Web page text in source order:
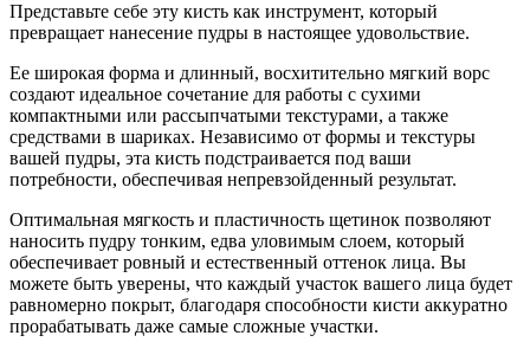
Представьте себе эту кисть как инструмент, который
превращает нанесение пудры в настоящее удовольствие.
Ее широкая форма и длинный, восхитительно мягкий ворс
создают идеальное сочетание для работы с сухими
компактными или рассыпчатыми текстурами, а также
средствами в шариках. Независимо от формы и текстуры
вашей пудры, эта кисть подстраивается под ваши
потребности, обеспечивая непревзойденный результат.
Оптимальная мягкость и пластичность щетинок позволяют
наносить пудру тонким, едва уловимым слоем, который
обеспечивает ровный и естественный оттенок лица. Вы
можете быть уверены, что каждый участок вашего лица будет
равномерно покрыт, благодаря способности кисти аккуратно
прорабатывать даже самые сложные участки.